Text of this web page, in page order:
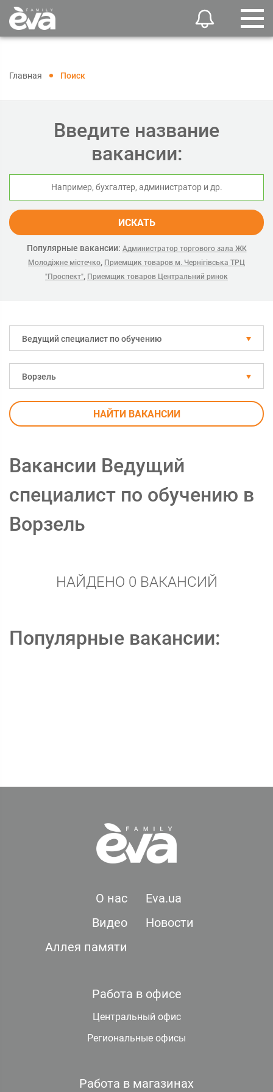
Главная Поиск
Введите название
вакансии:
ИСКАТЬ
Популярные вакансии: Администратор торгового зала ЖК
Молодіжне містечко, Приемщик товаров м. Чернігівська ТРЦ
"Проспект", Приемщик товаров Центральний ринок
Ведущий специалист по обучению
Ворзель
НАЙТИ ВАКАНСИИ
Вакансии Ведущий
специалист по обучению в
Ворзель
НАЙДЕНО 0 ВАКАНСИЙ
Популярные вакансии:
О нас
Eva.ua
Видео
Новости
Аллея памяти
Работа в офисе
Центральный офис
Региональные офисы
Работа в магазинах